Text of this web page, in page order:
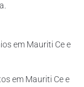
em Mauriti Ce e
em Mauriti Ce e